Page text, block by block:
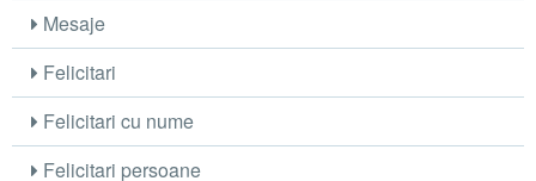
Mesaje
Felicitari
Felicitari cu nume
Felicitari persoane